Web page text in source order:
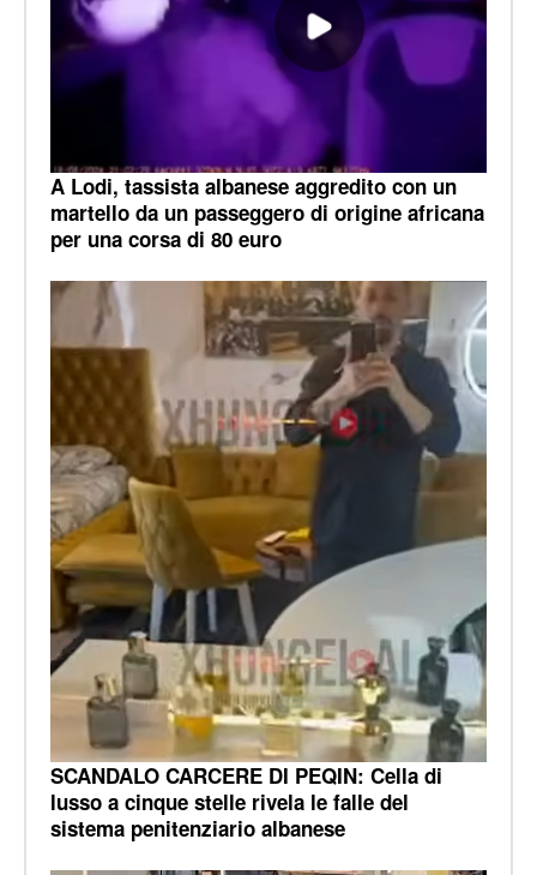
A Lodi, tassista albanese aggredito con un
martello da un passeggero di origine africana
per una corsa di 80 euro
SCANDALO CARCERE DI PEQIN: Cella di
lusso a cinque stelle rivela le falle del
sistema penitenziario albanese